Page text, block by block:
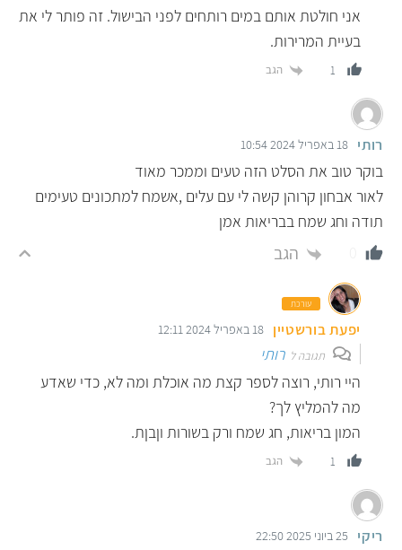
אני חולטת אותם במים רותחים לפני הבישול. זה פותר לי את
בעיית המרירות.
1 הגב
רותי 18 באפריל 2024 10:54
בוקר טוב את הסלט הזה טעים וממכר מאוד
לאור אבחון קרוהן קשה לי עם עלים ,אשמח למתכונים טעימים
תודה וחג שמח בבריאות אמן
הגב
עורכת
יפעת בורשטיין 18 באפריל 2024 12:11
תגובה לרותי
היי רותי, רוצה לספר קצת מה אוכלת ומה לא, כדי שאדע
מה להמליץ לך?
המון בריאות, חג שמח ורק בשורות וןבןת.
1 הגב
ריקי 25 ביוני 2025 22:50